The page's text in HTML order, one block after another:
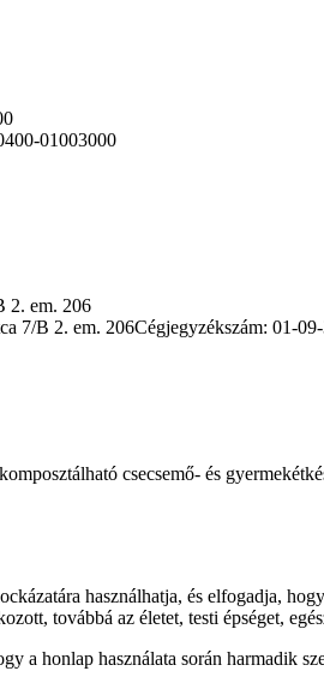
01003000
2. em. 206
7/B 2. em. 206Cégjegyzékszám: 01-
csecsemő- és
használhatja, és elfogadja,
továbbá az életet, testi épséget,
a honlap használata során harmadik